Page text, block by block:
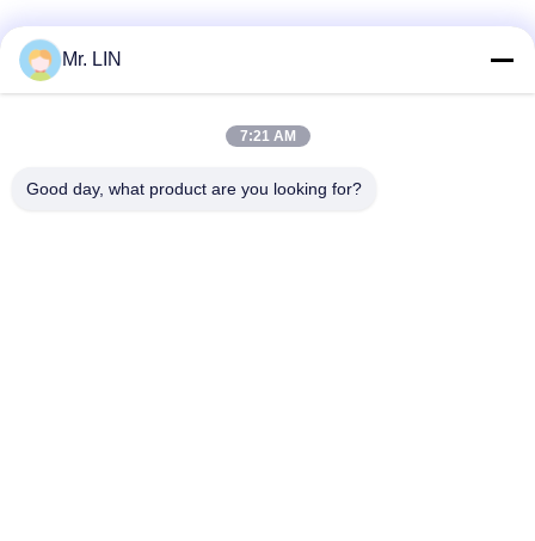
Mr. LIN
7:21 AM
Good day, what product are you looking for?